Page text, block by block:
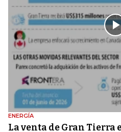
ENERGÍA
La venta de Gran Tierra